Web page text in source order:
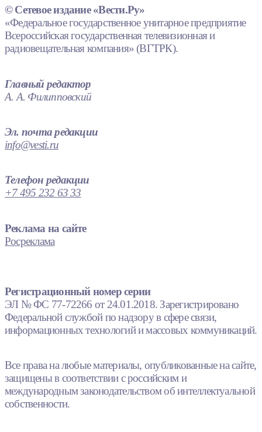
© Сетевое издание «Вести.Ру»
«Федеральное государственное унитарное предприятие
Всероссийская государственная телевизионная и
радиовещательная компания» (ВГТРК).
Главный редактор
А. А. Филипповский
Эл. почта редакции
info@vesti.ru
Телефон редакции
+7 495 232 63 33
Реклама на сайте
Росреклама
Регистрационный номер серии
ЭЛ № ФС 77-72266 от 24.01.2018. Зарегистрировано
Федеральной службой по надзору в сфере связи,
информационных технологий и массовых коммуникаций.
Все права на любые материалы, опубликованные на сайте,
защищены в соответствии с российским и
международным законодательством об интеллектуальной
собственности.